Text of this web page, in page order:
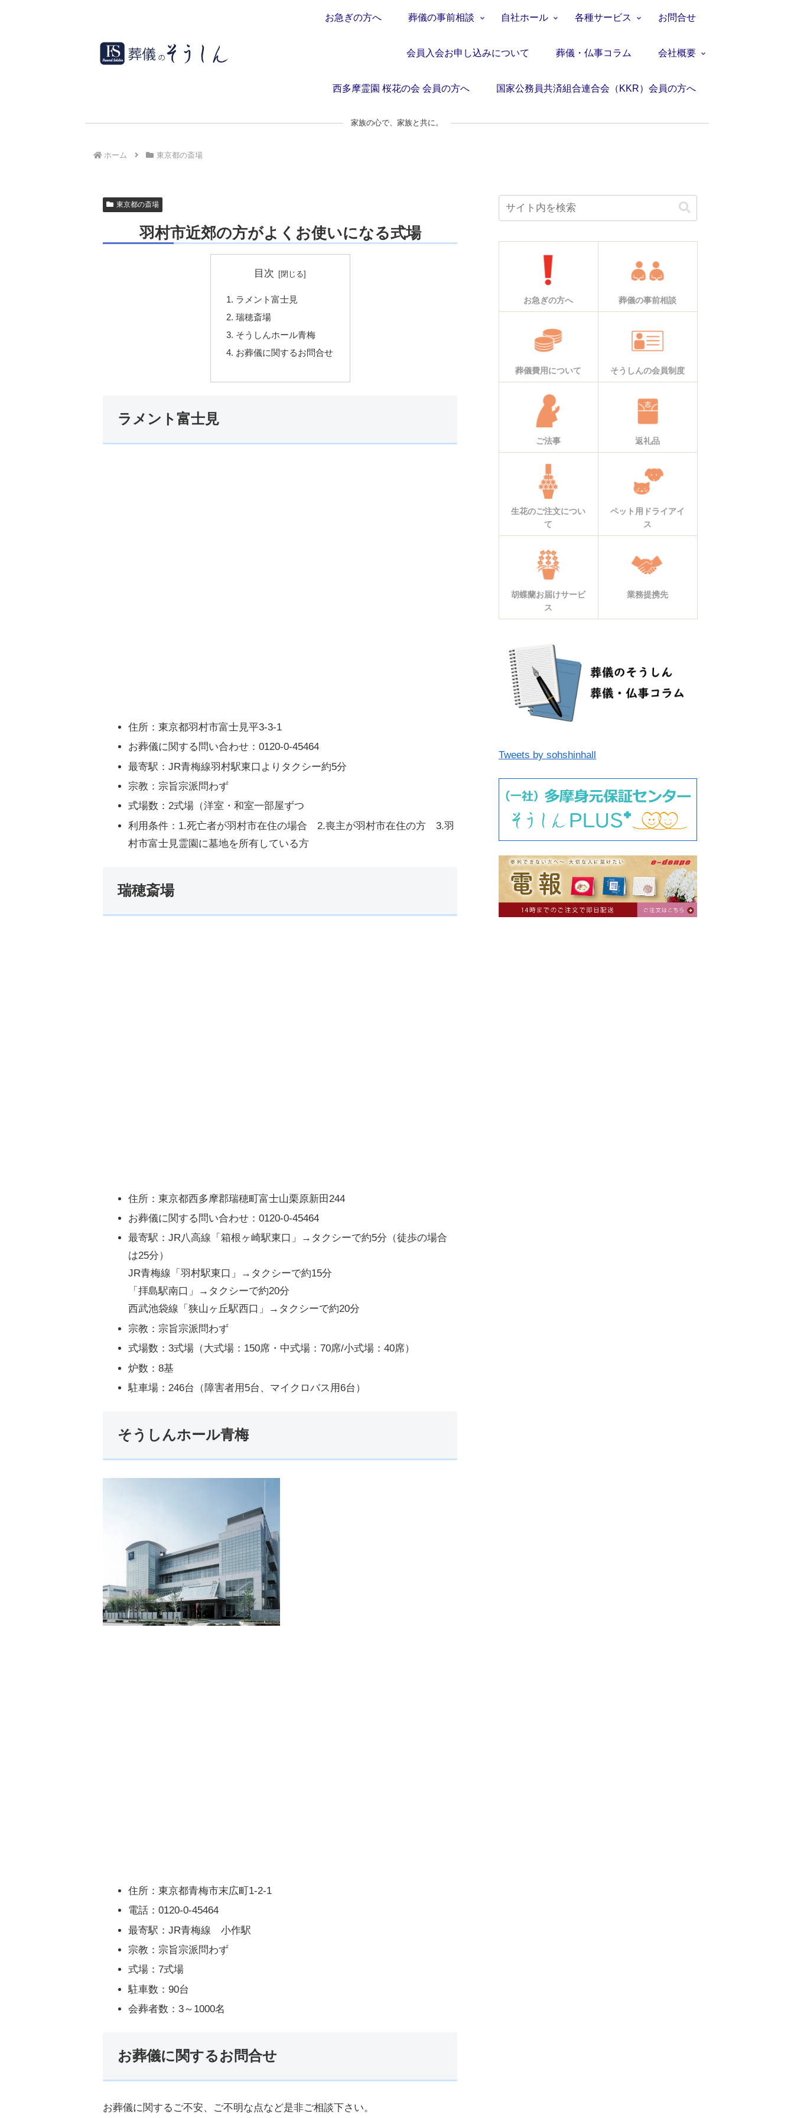
お急ぎの方へ 葬儀の事前相談 自社ホール 各種サービス お問合せ
会員入会お申し込みについて 葬儀・仏事コラム 会社概要
西多摩霊園 桜花の会 会員の方へ 国家公務員共済組合連合会（KKR）会員の方へ
家族の心で、家族と共に。
ホーム 東京都の斎場
東京都の斎場
羽村市近郊の方がよくお使いになる式場
目次
ラメント富士見
瑞穂斎場
そうしんホール青梅
お葬儀に関するお問合せ
ラメント富士見
住所：東京都羽村市富士見平3-3-1
お葬儀に関する問い合わせ：0120-0-45464
最寄駅：JR青梅線羽村駅東口よりタクシー約5分
宗教：宗旨宗派問わず
式場数：2式場（洋室・和室一部屋ずつ
利用条件：1.死亡者が羽村市在住の場合 2.喪主が羽村市在住の方 3.羽
村市富士見霊園に墓地を所有している方
瑞穂斎場
住所：東京都西多摩郡瑞穂町富士山栗原新田244
お葬儀に関する問い合わせ：0120-0-45464
最寄駅：JR八高線「箱根ヶ崎駅東口」→タクシーで約5分（徒歩の場合
は25分）
JR青梅線「羽村駅東口」→タクシーで約15分
「拝島駅南口」→タクシーで約20分
西武池袋線「狭山ヶ丘駅西口」→タクシーで約20分
宗教：宗旨宗派問わず
式場数：3式場（大式場：150席・中式場：70席/小式場：40席）
炉数：8基
駐車場：246台（障害者用5台、マイクロバス用6台）
そうしんホール青梅
住所：東京都青梅市末広町1-2-1
電話：0120-0-45464
最寄駅：JR青梅線 小作駅
宗教：宗旨宗派問わず
式場：7式場
駐車数：90台
会葬者数：3～1000名
お葬儀に関するお問合せ
お葬儀に関するご不安、ご不明な点など是非ご相談下さい。
お急ぎの方へ 葬儀の事前相談
葬儀費用について そうしんの会員制度
ご法事 返礼品
生花のご注文につい
て
ペット用ドライアイ
ス
胡蝶蘭お届けサービ
ス
業務提携先
Tweets by sohshinhall